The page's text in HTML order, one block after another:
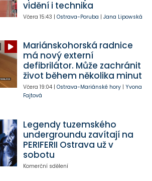
vidění i technika
Včera 15:43 | Ostrava-Poruba | Jana Lipowská
Mariánskohorská radnice
má nový externí
defibrilátor. Může zachránit
život během několika minut
Včera 19:04| Ostrava-Mariánské hory| Yvona
Fajtová
Legendy tuzemského
undergroundu zavítají na
PERIFERII Ostrava už v
sobotu
Komerční sdělení